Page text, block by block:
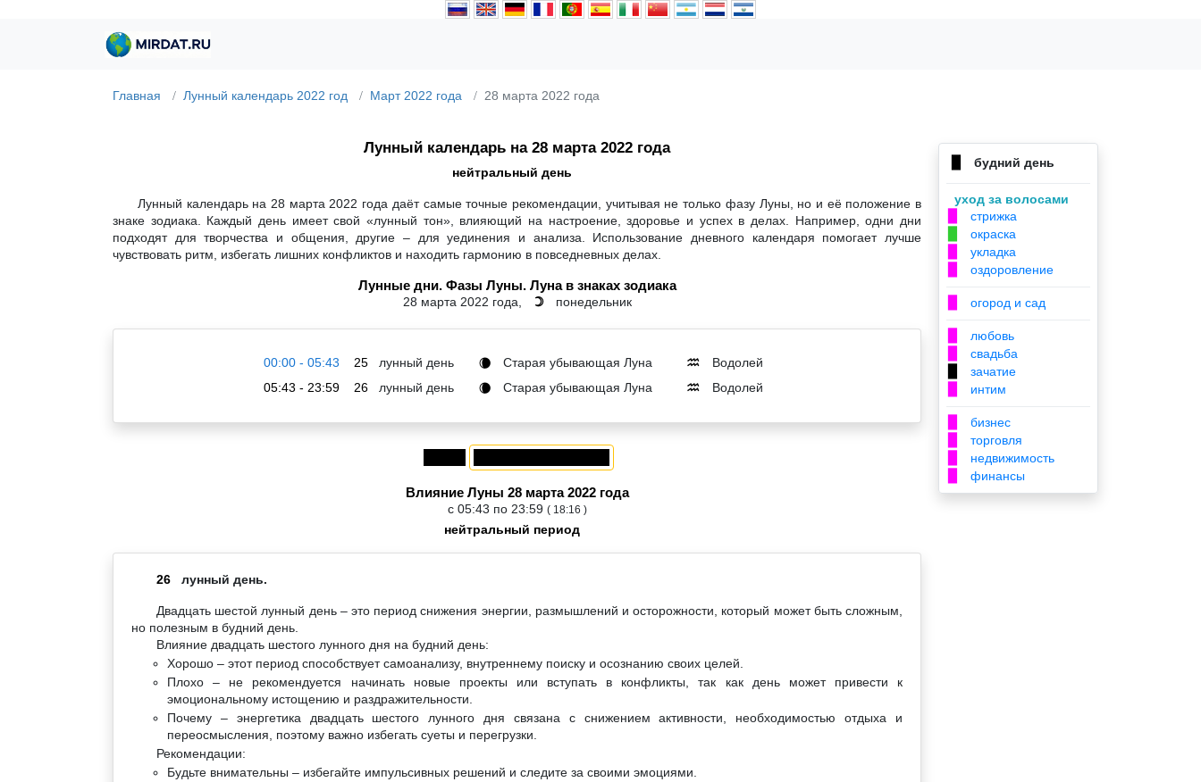
Главная Лунный календарь 2022 год Март 2022 года 28 марта 2022 года
Лунный календарь на 28 марта 2022 года
нейтральный день
Лунный календарь на 28 марта 2022 года даёт самые точные рекомендации, учитывая не только фазу Луны, но и её положение в
знаке зодиака. Каждый день имеет свой «лунный тон», влияющий на настроение, здоровье и успех в делах. Например, одни дни
подходят для творчества и общения, другие – для уединения и анализа. Использование дневного календаря помогает лучше
чувствовать ритм, избегать лишних конфликтов и находить гармонию в повседневных делах.
Лунные дни. Фазы Луны. Луна в знаках зодиака
28 марта 2022 года, ☽ понедельник
00:00 - 05:43 25 лунный день 🌘 Старая убывающая Луна ♒
Водолей
05:43 - 23:59
26 лунный день 🌘 Старая убывающая Луна ♒ Водолей
Влияние Луны 28 марта 2022 года
с 05:43 по 23:59 ( 18:16 )
нейтральный период
26 лунный день.
Двадцать шестой лунный день – это период снижения энергии, размышлений и осторожности, который может быть сложным,
но полезным в будний день.
Влияние двадцать шестого лунного дня на будний день:
Хорошо – этот период способствует самоанализу, внутреннему поиску и осознанию своих целей.
Плохо – не рекомендуется начинать новые проекты или вступать в конфликты, так как день может привести к
эмоциональному истощению и раздражительности.
Почему – энергетика двадцать шестого лунного дня связана с снижением активности, необходимостью отдыха и
переосмысления, поэтому важно избегать суеты и перегрузки.
Рекомендации:
Будьте внимательны – избегайте импульсивных решений и следите за своими эмоциями.
будний день
уход за волосами
стрижка
окраска
укладка
оздоровление
огород и сад
любовь
свадьба
зачатие
интим
бизнес
торговля
недвижимость
финансы